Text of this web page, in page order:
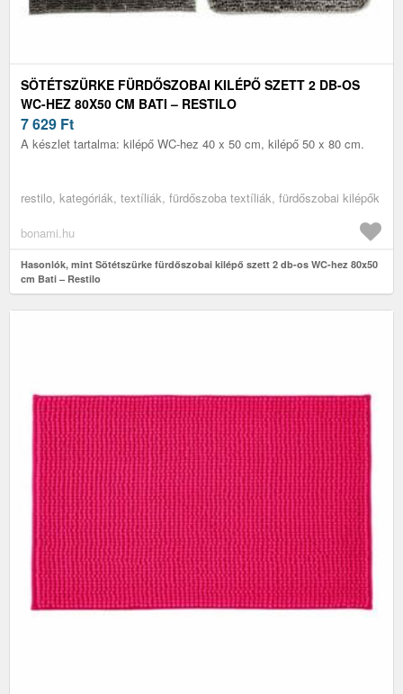
SÖTÉTSZÜRKE FÜRDŐSZOBAI KILÉPŐ SZETT 2 DB-OS
WC-HEZ 80X50 CM BATI – RESTILO
7 629 Ft
A készlet tartalma: kilépő WC-hez 40 x 50 cm, kilépő 50 x 80 cm.
restilo, kategóriák, textíliák, fürdőszoba textíliák, fürdőszobai kilépők
bonami.hu
Hasonlók, mint Sötétszürke fürdőszobai kilépő szett 2 db-os WC-hez 80x50
cm Bati – Restilo